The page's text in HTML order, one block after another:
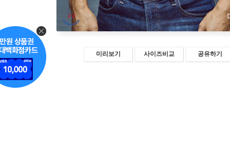
미리보기 사이즈비교 공유하기